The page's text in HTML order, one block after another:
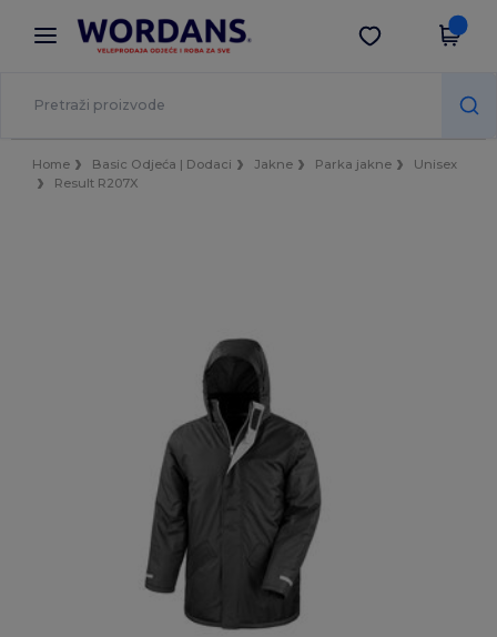
× Aplikacija Wordans
Bolje cijene u aplikaciji!
Preuzmi app
Home Basic Odjeća | Dodaci Jakne Parka jakne
Unisex
Result R207X